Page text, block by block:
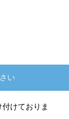
い
けておりま